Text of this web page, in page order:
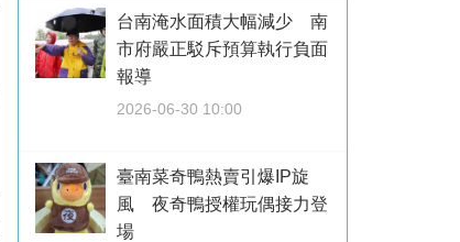
台南淹水面積大幅減少 南
市府嚴正駁斥預算執行負面
報導
2026-06-30 10:00
臺南菜奇鴨熱賣引爆IP旋
風 夜奇鴨授權玩偶接力登
場